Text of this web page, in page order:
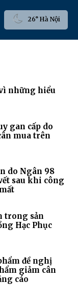
26° Hà Nội
những hiểu
gan cấp do
mua trên
do Ngân 98
sau khi công
trong sản
Hạc Phục
đề nghị
giảm cân
cáo